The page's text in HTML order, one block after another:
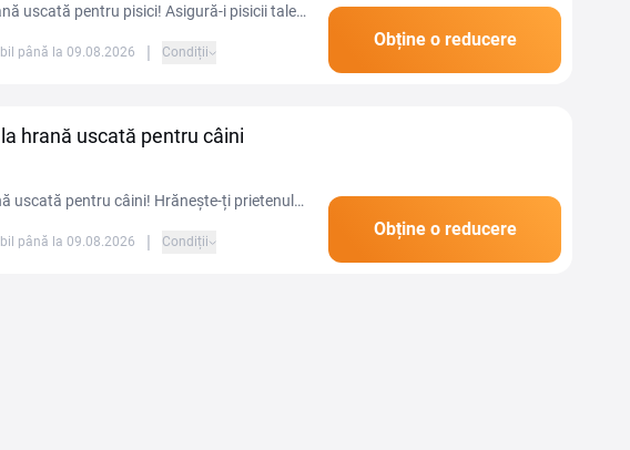
uscată pentru pisici! Asigură-i pisicii tale
până la 09.08.2026 | Condiții
Obține o reducere
la hrană uscată pentru câini
uscată pentru câini! Hrănește-ți prietenul
până la 09.08.2026 | Condiții
Obține o reducere